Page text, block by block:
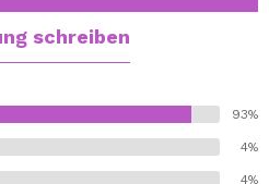
schreiben
93%
4%
4%